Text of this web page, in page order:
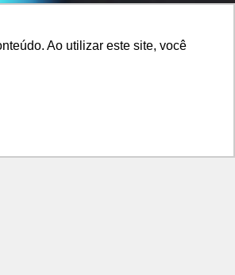
Ao utilizar este site, você